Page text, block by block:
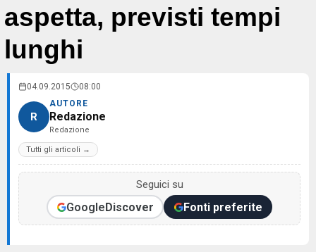
aspetta, previsti tempi
lunghi
04.09.2015 08:00
R
AUTORE
Redazione
Redazione
Tutti gli articoli →
Seguici su
GoogleDiscover Fonti preferite